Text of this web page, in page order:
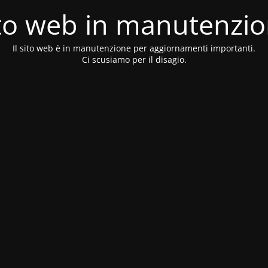
web in
Il sito web è in manutenzione per aggiornamenti importanti.
Ci scusiamo per il disagio.